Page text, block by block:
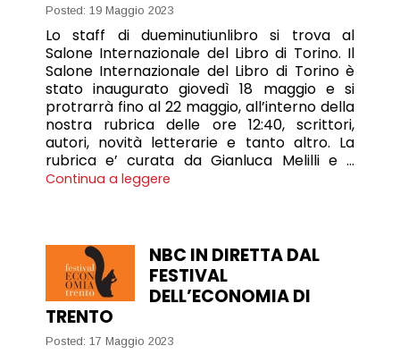
Posted: 19 Maggio 2023
Lo staff di dueminutiunlibro si trova al
Salone Internazionale del Libro di Torino. Il
Salone Internazionale del Libro di Torino è
stato inaugurato giovedì 18 maggio e si
protrarrà fino al 22 maggio, all’interno della
nostra rubrica delle ore 12:40, scrittori,
autori, novità letterarie e tanto altro. La
rubrica e’ curata da Gianluca Melilli e …
Continua a leggere
NBC IN DIRETTA DAL
FESTIVAL
DELL’ECONOMIA DI
TRENTO
Posted: 17 Maggio 2023